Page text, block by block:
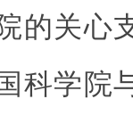
的关心
科学院